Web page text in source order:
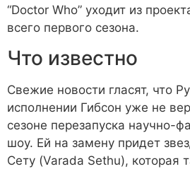
“Doctor Who” уходит из
всего первого сезона.
Что известно
Свежие новости гласят, что
исполнении Гибсон уже не
сезоне перезапуска научно-
шоу. Ей на замену придет
Сету (Varada Sethu), которая